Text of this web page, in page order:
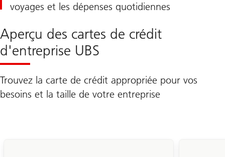
voyages et les dépenses quotidiennes
Aperçu des cartes de crédit
d'entreprise UBS
Trouvez la carte de crédit appropriée pour vos
besoins et la taille de votre entreprise